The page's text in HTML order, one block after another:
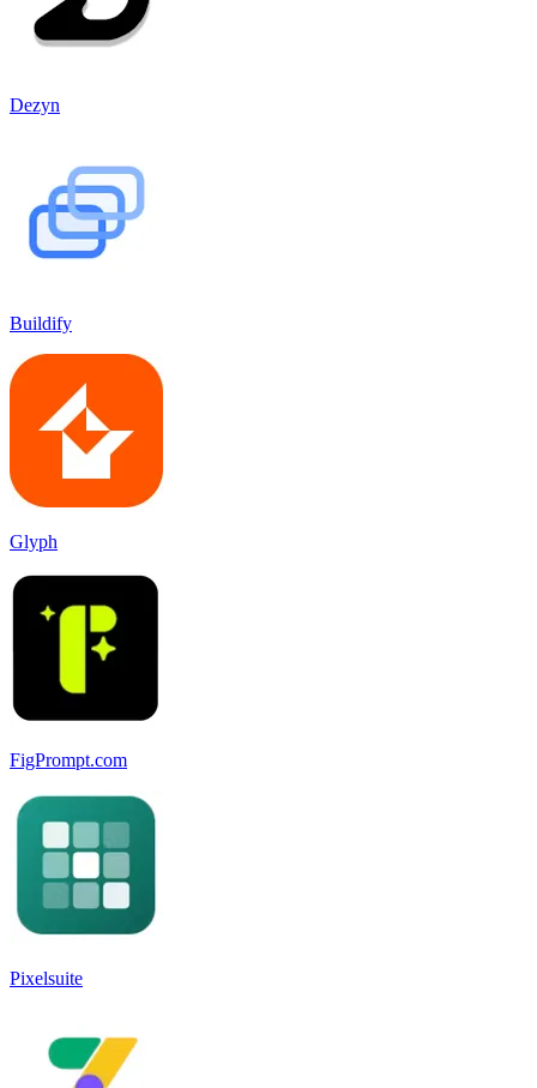
Dezyn
Buildify
Glyph
FigPrompt.com
Pixelsuite